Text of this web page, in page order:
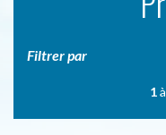
Filtrer par
1à